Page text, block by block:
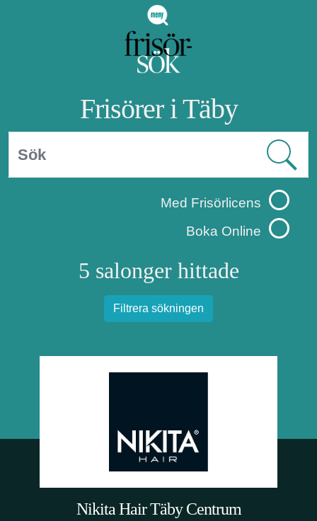
Frisörer i Täby
Med Frisörlicens
Boka Online
5 salonger hittade
Filtrera sökningen
Nikita Hair Täby Centrum